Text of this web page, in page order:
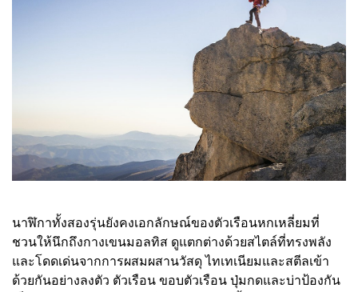
นาฬิกาทั้งสองรุ่นยังคงเอกลักษณ์ของตัวเรือนหกเหลี่ยมที่
ชวนให้นึกถึงกางเขนมอลทิส ดูแตกต่างด้วยสไตล์ที่ทรงพลัง
และโดดเด่นจากการผสมผสานวัสดุ ไทเทเนียมและสตีลเข้า
ด้วยกันอย่างลงตัว ตัวเรือน ขอบตัวเรือน ปุ่มกดและบ่าป้องกัน